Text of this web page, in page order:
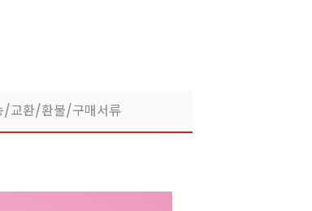
/교환/환불/구매서류